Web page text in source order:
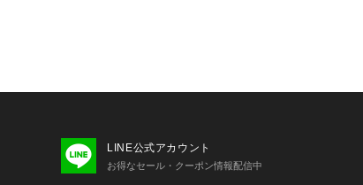
LINE公式アカウント
お得なセール・クーポン情報配信中